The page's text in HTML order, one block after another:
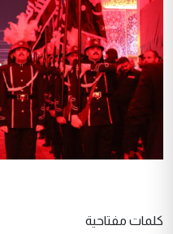
كلمات مفتاحية